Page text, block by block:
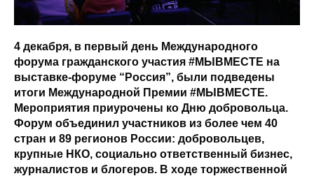
4 декабря, в первый день Международного
форума гражданского участия #МЫВМЕСТЕ на
выставке-форуме “Россия”, были подведены
итоги Международной Премии #МЫВМЕСТЕ.
Мероприятия приурочены ко Дню добровольца.
Форум объединил участников из более чем 40
стран и 89 регионов России: добровольцев,
крупные НКО, социально ответственный бизнес,
журналистов и блогеров. В ходе торжественной